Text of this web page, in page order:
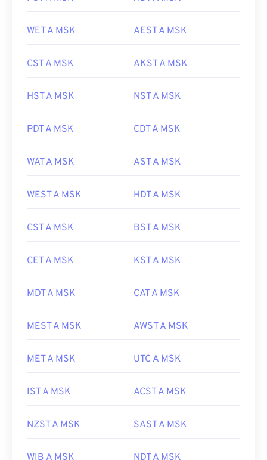
WET A MSK AEST A MSK
CST A MSK AKST A MSK
HST A MSK NST A MSK
PDT A MSK CDT A MSK
WAT A MSK AST A MSK
WEST A MSK HDT A MSK
CST A MSK BST A MSK
CET A MSK KST A MSK
MDT A MSK CAT A MSK
MEST A MSK AWST A MSK
MET A MSK UTC A MSK
IST A MSK ACST A MSK
NZST A MSK SAST A MSK
WIB A MSK NDT A MSK